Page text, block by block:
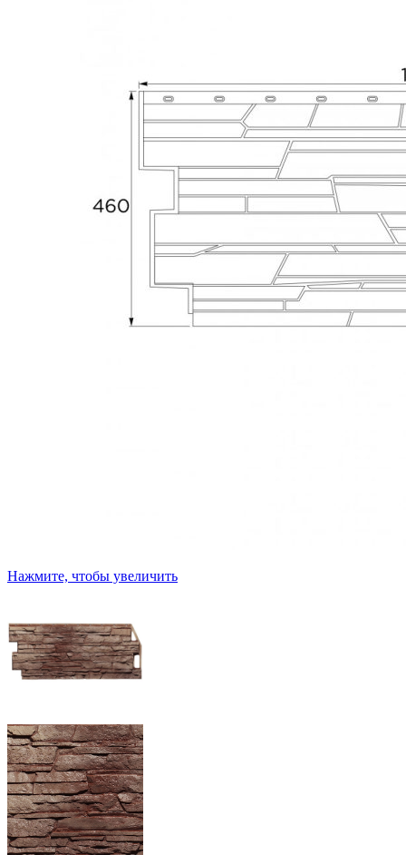
Нажмите, чтобы увеличить